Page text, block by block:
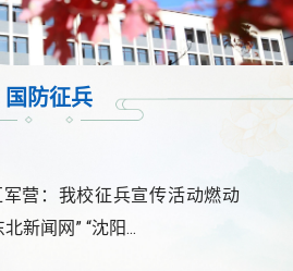
国防征兵
营：我校征兵宣传活动燃动
新闻网” “沈阳...